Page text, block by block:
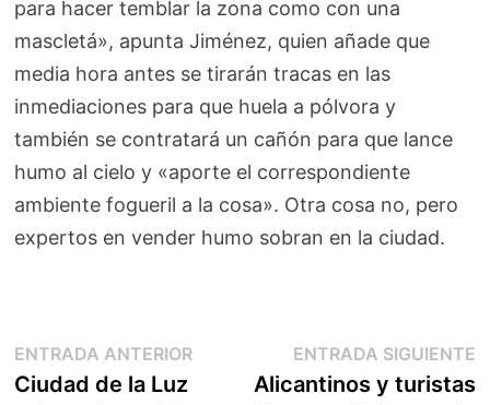
para hacer temblar la zona como con una
mascletá», apunta Jiménez, quien añade que
media hora antes se tirarán tracas en las
inmediaciones para que huela a pólvora y
también se contratará un cañón para que lance
humo al cielo y «aporte el correspondiente
ambiente fogueril a la cosa». Otra cosa no, pero
expertos en vender humo sobran en la ciudad.
Navegación
ENTRADA ANTERIOREntrada
anterior:
Ciudad de la Luz
ENTRADA SIGUIENTE
Alicantinos y turistas